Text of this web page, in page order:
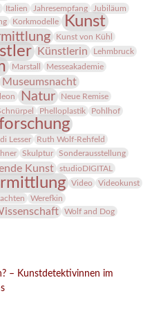
Italien Jahresempfang
Jubiläum
Korkmodelle Kunst
Kunst von Kühl
Künstlerin Lehmbruck
Marstall Messeakademie
Museumsnacht
Natur
Neue Remise
Phelloplastik
Pohlhof
Lesser Ruth Wolf-Rehfeld
Skulptur
Sonderausstellung
Kunst
studioDIGITAL
Video
Videokunst
Werefkin
Wolf and Dog
– Kunstdetektivinnen im